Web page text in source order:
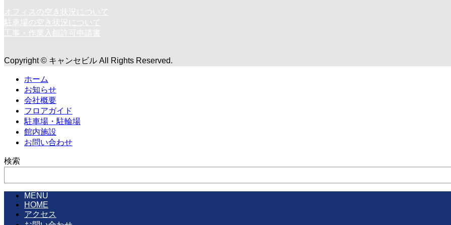
オフィスの空き状況について
駐車場の空き状況について
工事・作業入館許可申請書
Copyright © キャンセビル All Rights Reserved.
ホーム
お知らせ
会社概要
フロアガイド
駐車場・駐輪場
館内施設
お問い合わせ
検索
MENU
HOME
アクセス